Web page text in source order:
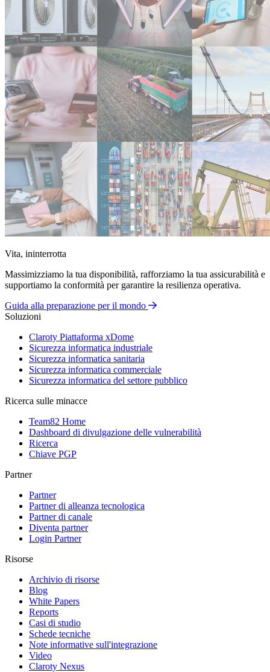
Vita, ininterrotta
Massimizziamo la tua disponibilità, rafforziamo la tua assicurabilità e
supportiamo la conformità per garantire la resilienza operativa.
Guida alla preparazione per il mondo
Soluzioni
Claroty Piattaforma xDome
Sicurezza informatica industriale
Sicurezza informatica sanitaria
Sicurezza informatica commerciale
Sicurezza informatica del settore pubblico
Ricerca sulle minacce
Team82 Home
Dashboard di divulgazione delle vulnerabilità
Ricerca
Chiave PGP
Partner
Partner
Partner di alleanza tecnologica
Partner di canale
Diventa partner
Login Partner
Risorse
Archivio di risorse
Blog
White Papers
Reports
Casi di studio
Schede tecniche
Note informative sull'integrazione
Video
Claroty Nexus